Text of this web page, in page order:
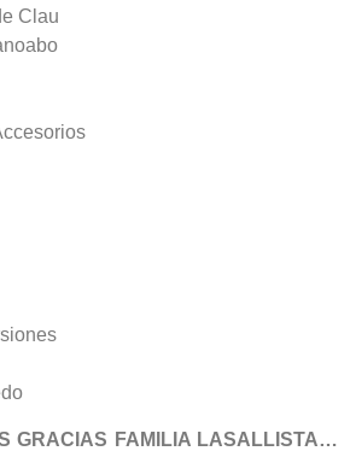
Clau
GRACIAS FAMILIA LASALLISTA…